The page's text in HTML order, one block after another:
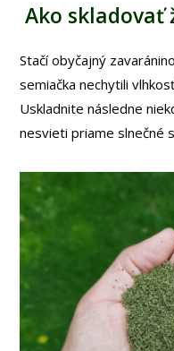
Ako skladovať
Stačí obyčajný
semiačka nechytili
Uskladnite následne
nesvieti priame slnečné